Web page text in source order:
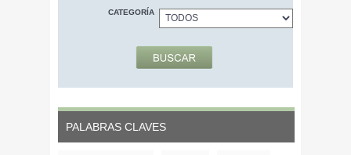
CATEGORÍA
PALABRAS CLAVES